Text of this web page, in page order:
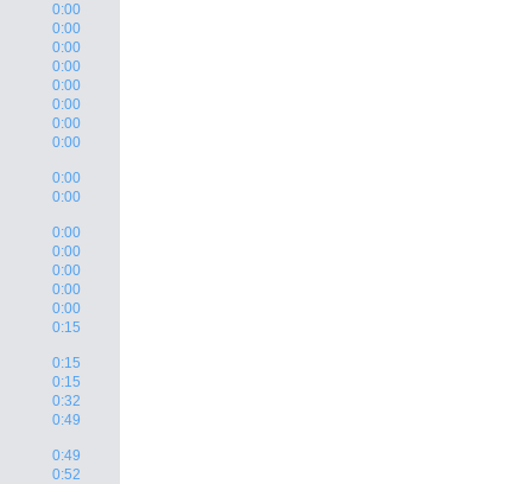
0:00
0:00
0:00
0:00
0:00
0:00
0:00
0:00
0:00
0:00
0:00
0:00
0:00
0:00
0:00
0:15
0:15
0:15
0:32
0:49
0:49
0:52